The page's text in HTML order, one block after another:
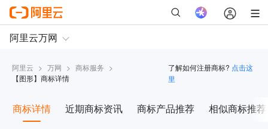
阿里云 > 万网 > 商标服务 >
【图形】商标详情
了解如何注册商标? 点击这
里
商标详情 近期商标资讯 商标产品推荐 相似商标推荐